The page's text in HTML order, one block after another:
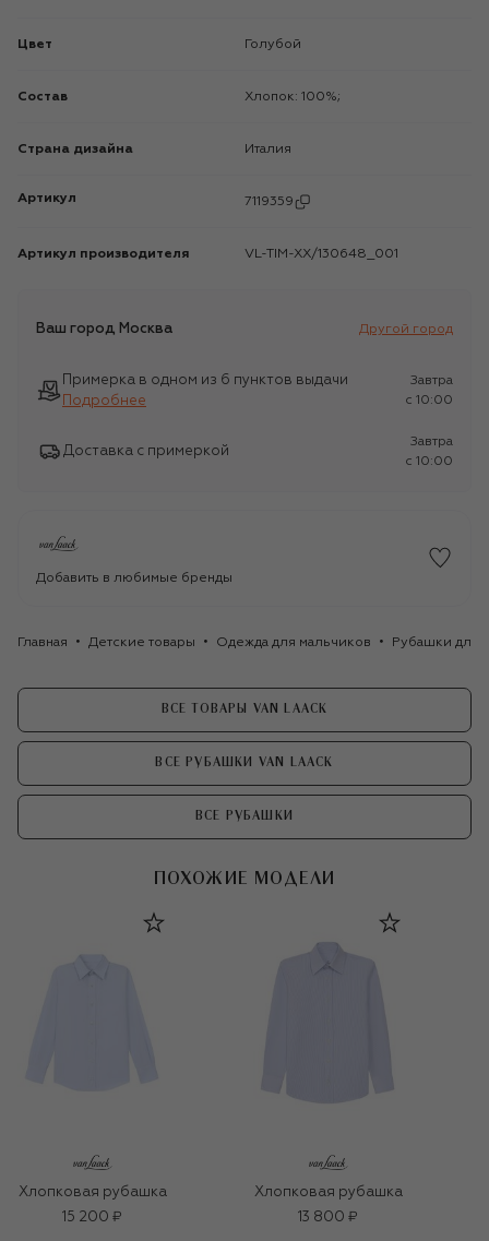
Цвет Голубой
Состав Хлопок: 100%;
Страна дизайна Италия
Артикул 7119359
Артикул производителя VL-TIM-XX/130648_001
Ваш город Москва Другой город
Примерка в одном из 6 пунктов выдачи
Подробнее
Завтра
c 10:00
Доставка с примеркой
Завтра
c 10:00
Добавить в любимые бренды
Главная Детские товары Одежда для мальчиков Рубашки для
ВСЕ ТОВАРЫ VAN LAACK
ВСЕ РУБАШКИ VAN LAACK
ВСЕ РУБАШКИ
ПОХОЖИЕ МОДЕЛИ
Хлопковая рубашка
15 200 ₽
Хлопковая рубашка
13 800 ₽